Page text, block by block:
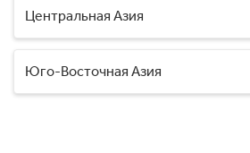
Центральная Азия
Юго-Восточная Азия